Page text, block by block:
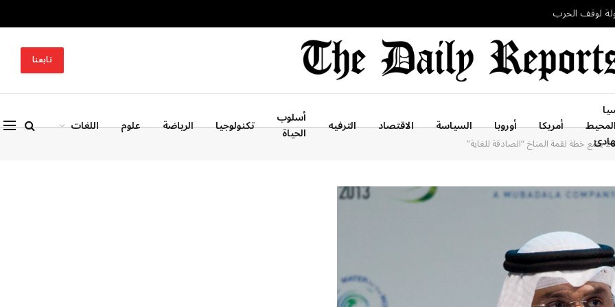
لوقف الحرب
تابعنا
أمريكا أوروبا السياسة الاقتصاد الترفيه أسلوب
الحياة تكنولوجيا الرياضة علوم اللغات